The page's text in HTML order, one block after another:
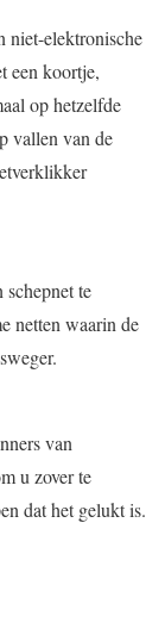
niet-elektronische
een koortje,
op hetzelfde
vallen van de
te
netten waarin de
van
u zover te
dat het gelukt is.